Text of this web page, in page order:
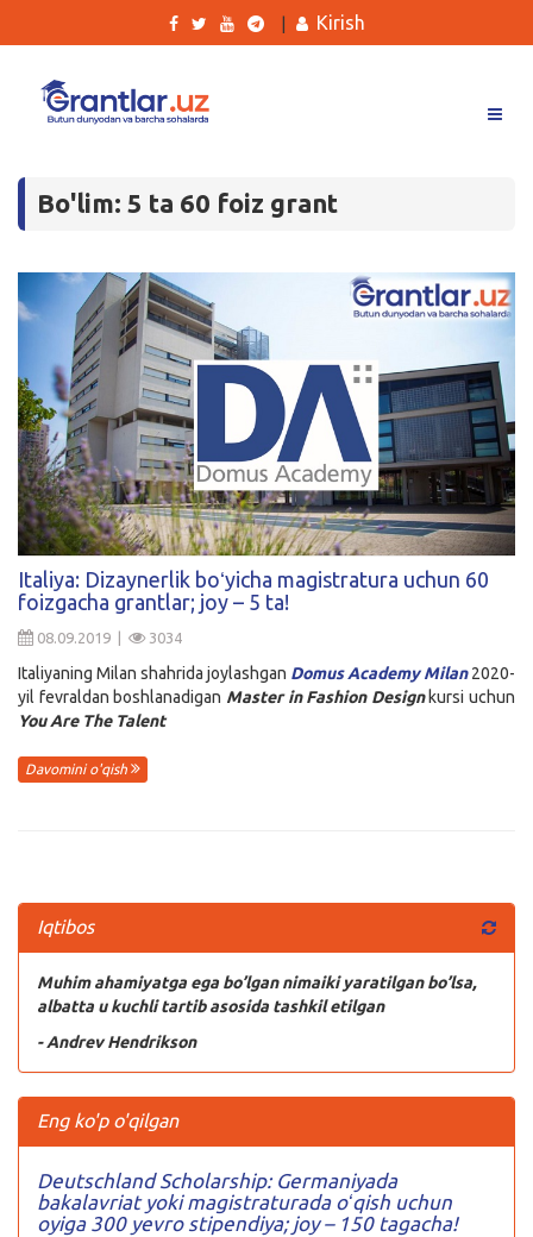
Tanlovlar
Kurslar
Yana
Qidirish
Kirish
Kirish
Bo'lim: 5 ta 60 foiz grant
Italiya: Dizaynerlik boʻyicha magistratura uchun 60
foizgacha grantlar; joy – 5 ta!
08.09.2019 | 3034
Italiyaning Milan shahrida joylashgan Domus Academy Milan2020-
yil fevraldan boshlanadigan Master in Fashion Designkursi uchun
You Are The Talent
Davomini o'qish
Iqtibos
Muhim ahamiyatga ega bo’lgan nimaiki yaratilgan bo’lsa,
albatta u kuchli tartib asosida tashkil etilgan
- Andrev Hendrikson
Eng ko'p o'qilgan
Deutschland Scholarship: Germaniyada
bakalavriat yoki magistraturada oʻqish uchun
oyiga 300 yevro stipendiya; joy – 150 tagacha!